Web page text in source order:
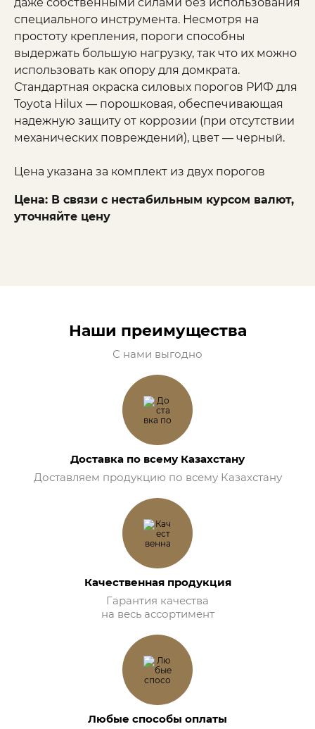
специального инструмента. Несмотря на
простоту крепления, пороги способны
выдержать большую нагрузку, так что их можно
использовать как опору для домкрата.
Стандартная окраска силовых порогов РИФ для
Toyota Hilux — порошковая, обеспечивающая
надежную защиту от коррозии (при отсутствии
механических повреждений), цвет — черный.
Цена указана за комплект из двух порогов
Цена: В связи с нестабильным курсом валют,
уточняйте цену
Наши преимущества
С нами выгодно
Доставка по всему Казахстану
Доставляем продукцию по всему Казахстану
Качественная продукция
Гарантия качества
на весь ассортимент
Любые способы оплаты